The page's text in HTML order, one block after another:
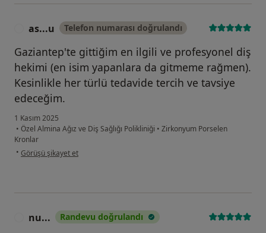
as...u Telefon numarası doğrulandı
Gaziantep'te gittiğim en ilgili ve profesyonel diş
hekimi (en isim yapanlara da gitmeme rağmen).
Kesinlikle her türlü tedavide tercih ve tavsiye
edeceğim.
1 Kasım 2025
• Özel Almina Ağız ve Diş Sağlığı Polikliniği • Zirkonyum Porselen
Kronlar
• kullanıcının görüşüne göre as...u
Görüşü şikayet et
nu... Randevu doğrulandı